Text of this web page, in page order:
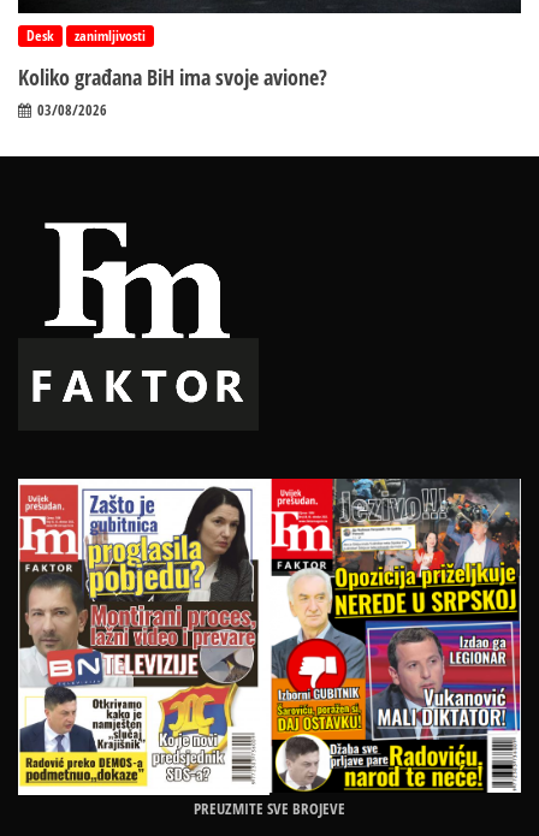
Desk zanimljivosti
Koliko građana BiH ima svoje avione?
03/08/2026
PREUZMITE SVE BROJEVE